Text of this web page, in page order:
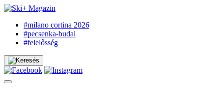
#milano cortina 2026
#pecsenka-budai
#felelősség